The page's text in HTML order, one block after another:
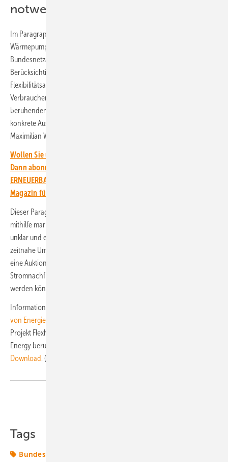
notwendig
Im Paragraph 14a wird die Steuerung von Elektroautos,
Wärmepumpen oder Batteriespeichern geregelt. Die
Bundesnetzagentur soll nun diese Regeln konkretisieren und unter
Berücksichtigung marktwirtschaftlicher Aspekte ausgestalten. Um die
Flexibilitätsangebote von Wärmepumpen und weiteren flexiblen
Verbrauchern umfänglich in einem auf erneuerbaren Energien
beruhenden Stromsystem zu nutzen, sei aber auch eine zeitnahe
konkrete Ausgestaltung des Paragrafen 14c EnWG notwendig, erklärt
Maximilian Weiß.
Wollen Sie über die Energiewende auf dem Laufenden bleiben?
Dann abonnieren Sie einfach den kostenlosen Newsletter von
ERNEUERBARE ENERGIEN – dem größten verbandsunabhängigen
Magazin für erneuerbare Energien in Deutschland!
Dieser Paragraf regelt den Anreiz von flexiblem Stromverbrauch
mithilfe marktlicher Impulse. „Bislang ist die Ausgestaltung allerdings
unklar und eine Umsetzung nicht konkretisiert. Wir fordern daher die
zeitnahe Umsetzung des Paragrafen 14c EnWG und schlagen dafür
eine Auktionsplattform vor, auf der Stromangebot und
Stromnachfrage nach marktlichen Kriterien miteinander abgeglichen
werden können“, betont Maximilian Weiß.
Informationen zum Projekt Flexhafen finden Sie auf der
von Energiedock
Projekt Flexhafen, auf dem die Stellungnahme von Green Planet
Energy beruht, finden Sie auf der
Download. (su)
Tags
Bundesnetzagentur